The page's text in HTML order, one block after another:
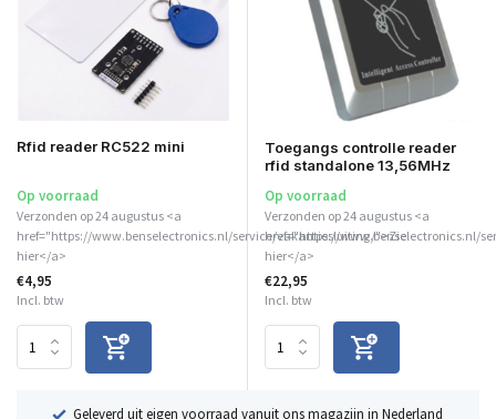
Rfid reader RC522 mini
Op voorraad
Verzonden op 24 augustus <a
href="https://www.benselectronics.nl/service/vakantiesluiting/">Zie
hier</a>
€4,95
Incl. btw
Toegangs controlle reader
rfid standalone 13,56MHz
Op voorraad
Verzonden op 24 augustus <a
href="https://www.benselectronics.nl/
hier</a>
€22,95
Incl. btw
Geleverd uit eigen voorraad vanuit ons magazijn in Nederland